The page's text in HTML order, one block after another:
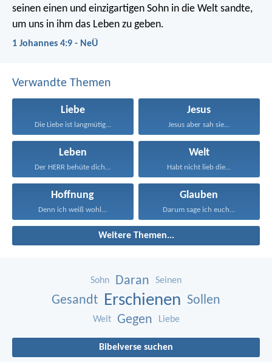
seinen einen und einzigartigen Sohn in die Welt sandte,
um uns in ihm das Leben zu geben.
1 Johannes 4:9 - NeÜ
Verwandte Themen
Liebe
Die Liebe ist langmütig...
Jesus
Jesus aber sah sie...
Leben
Der HERR behüte dich...
Welt
Habt nicht lieb die...
Hoffnung
Denn ich weiß wohl...
Glauben
Darum sage ich euch...
Weitere Themen...
Sohn Daran Seinen
Gesandt Erschienen Sollen
Welt Gegen Liebe
Bibelverse suchen